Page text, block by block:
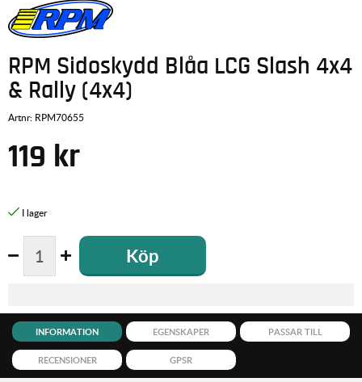
RPM Sidoskydd Blåa LCG Slash 4x4
& Rally (4x4)
Artnr: RPM70655
119 kr
Köp
INFORMATION EGENSKAPER PASSAR TILL
RECENSIONER GPSR